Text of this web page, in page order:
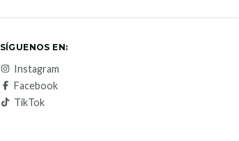
SÍGUENOS EN:
Instagram
Facebook
TikTok